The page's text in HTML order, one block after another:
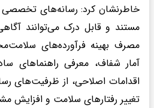
خاطرنشان کرد: رسانه‌های تخصصی
مستند و قابل‌ درک می‌توانند
مصرف بهینه فرآورده‌های
آمار شفاف، معرفی راهنماهای
اقدامات اصلاحی، از ظرفیت‌های
تغییر رفتارهای سلامت و افزایش